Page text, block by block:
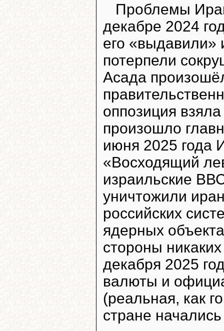
Проблемы
декабре 2024
его «выдавили»
потерпели
Асада
оппозиция
произошло
июня 2025 года
«Восходящий
израильские
уничтожили
российских
ядерных
стороны
декабря 2025
валюты и
(реальная, как
стране